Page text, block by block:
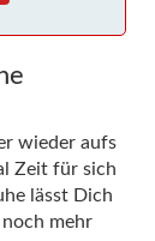
wieder aufs
Zeit für sich
lässt Dich
noch mehr